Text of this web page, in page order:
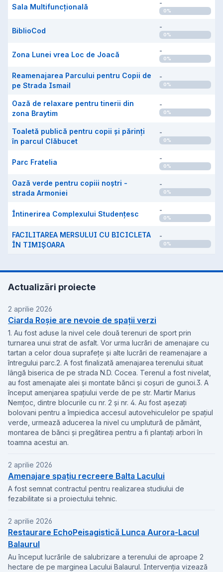
Sala Multifuncțională -
0%
BiblioCod -
0%
Zona Lunei vrea Loc de Joacă -
0%
Reamenajarea Parcului pentru Copii de
pe Strada Ismail
-
0%
Oază de relaxare pentru tinerii din
zona Braytim
-
0%
Toaletă publică pentru copii și părinți
în parcul Clăbucet
-
0%
Parc Fratelia -
0%
Oază verde pentru copiii noștri -
strada Armoniei
-
0%
Întinerirea Complexului Studențesc -
0%
FACILITAREA MERSULUI CU BICICLETA
ÎN TIMIȘOARA
-
0%
Actualizări proiecte
2 aprilie 2026
Ciarda Roșie are nevoie de spații verzi
1. Au fost aduse la nivel cele două terenuri de sport prin
turnarea unui strat de asfalt. Vor urma lucrări de amenajare cu
tartan a celor doua suprafețe și alte lucrări de reamenajare a
întregului parc.2. A fost finalizată amenajarea terenului situat
lângă biserica de pe strada N.D. Cocea. Terenul a fost nivelat,
au fost amenajate alei și montate bănci și coșuri de gunoi.3. A
început amenjarea spațiului verde de pe str. Martir Marius
Nemțoc, dintre blocurile cu nr. 2 și nr. 4. Au fost așezați
bolovani pentru a împiedica accesul autovehiculelor pe spațiul
verde, urmează aducerea la nivel cu umplutură de pământ,
montarea de bănci și pregătirea pentru a fi plantați arbori în
toamna acestui an.
2 aprilie 2026
Amenajare spațiu recreere Balta Lacului
A fost semnat contractul pentru realizarea studiului de
fezabilitate si a proiectului tehnic.
2 aprilie 2026
Restaurare EchoPeisagistică Lunca Aurora-Lacul
Balaurul
Au început lucrările de salubrizare a terenului de aproape 2
hectare de pe marginea Lacului Balaurul. Intervenția vizează